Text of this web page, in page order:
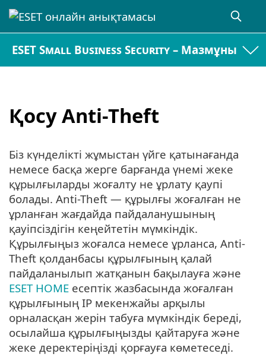
ESET Small Business Security – Мазмұны
Қосу Anti-Theft
Біз күнделікті жұмыстан үйге қатынағанда
немесе басқа жерге барғанда үнемі жеке
құрылғыларды жоғалту не ұрлату қаупі
болады. Anti-Theft — құрылғы жоғалған не
ұрланған жағдайда пайдаланушының
қауіпсіздігін кеңейтетін мүмкіндік.
Құрылғыңыз жоғалса немесе ұрланса, Anti-
Theft қолданбасы құрылғының қалай
пайдаланылып жатқанын бақылауға және
ESET HOME есептік жазбасында жоғалған
құрылғының IP мекенжайы арқылы
орналасқан жерін табуға мүмкіндік береді,
осылайша құрылғыңызды қайтаруға және
жеке деректеріңізді қорғауға көметеседі.